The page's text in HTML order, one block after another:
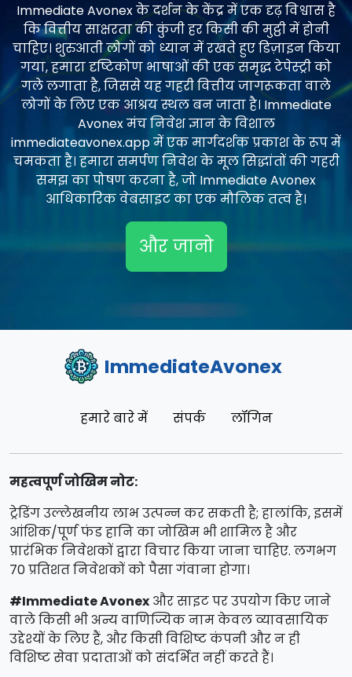
Immediate Avonex के दर्शन के केंद्र में एक दृढ़ विश्वास है
कि वित्तीय साक्षरता की कुंजी हर किसी की मुट्ठी में होनी
चाहिए। शुरुआती लोगों को ध्यान में रखते हुए डिज़ाइन किया
गया, हमारा दृष्टिकोण भाषाओं की एक समृद्ध टेपेस्ट्री को
गले लगाता है, जिससे यह गहरी वित्तीय जागरूकता वाले
लोगों के लिए एक आश्रय स्थल बन जाता है। Immediate
Avonex मंच निवेश ज्ञान के विशाल
immediateavonex.app में एक मार्गदर्शक प्रकाश के रूप में
चमकता है। हमारा समर्पण निवेश के मूल सिद्धांतों की गहरी
समझ का पोषण करना है, जो Immediate Avonex
आधिकारिक वेबसाइट का एक मौलिक तत्व है।
और जानो
ImmediateAvonex
हमारे बारे में संपर्क लॉगिन
महत्वपूर्ण जोखिम नोट:
ट्रेडिंग उल्लेखनीय लाभ उत्पन्न कर सकती है; हालांकि, इसमें
आंशिक/पूर्ण फंड हानि का जोखिम भी शामिल है और
प्रारंभिक निवेशकों द्वारा विचार किया जाना चाहिए. लगभग
70 प्रतिशत निवेशकों को पैसा गंवाना होगा।
#Immediate Avonex और साइट पर उपयोग किए जाने
वाले किसी भी अन्य वाणिज्यिक नाम केवल व्यावसायिक
उद्देश्यों के लिए हैं, और किसी विशिष्ट कंपनी और न ही
विशिष्ट सेवा प्रदाताओं को संदर्भित नहीं करते हैं।